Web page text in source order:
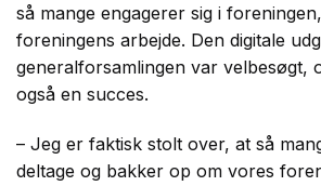
så mange engagerer sig i
foreningens arbejde. Den digitale
generalforsamlingen var velbesøgt,
også en succes.
– Jeg er faktisk stolt over, at så
deltage og bakker op om vores